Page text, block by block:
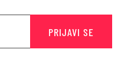
PRIJAVI SE